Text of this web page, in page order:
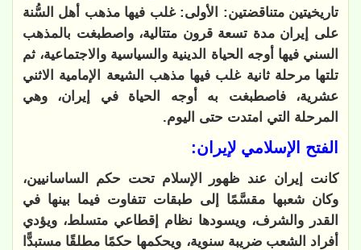
تاريخيتين متناقضتين: الأولى: غلب فيها مذهب أهل السُّنة
على إيران مدة تسعة قرون متتالية، واصطبغت بالمذهب
السني فيها أوجه الحياة الدينية والسياسية والاجتماعية، ثم
تلتها مرحلة ثانية غلب فيها مذهب الشيعة الإمامية الاثني
عشرية، فاصطبغت به أوجه الحياة في إيران، وهي
المرحلة التي امتدت حتى اليوم.
الفتح الإسلامي لإيران:
كانت إيران عند ظهور الإسلام تحت حكم الساسانيين،
وكان شعبها مقسَّمًا إلى طبقات تتفاوت فيما بينها في
القدر والشرف، ويسودها نظام إقطاعي متسلط، ويؤدي
أفراد الشعب ضريبة سنوية، ويحكمها حكمًا مطلقًا مستبدًّا